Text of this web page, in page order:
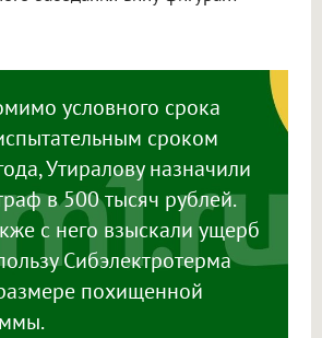
условного срока
сроком
Утиралову назначили
в 500 тысяч рублей.
с него взыскали ущерб
Сибэлектротерма
похищенной